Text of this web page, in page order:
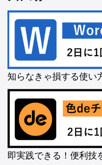
知らなきゃ損する使い
即実践できる！便利技